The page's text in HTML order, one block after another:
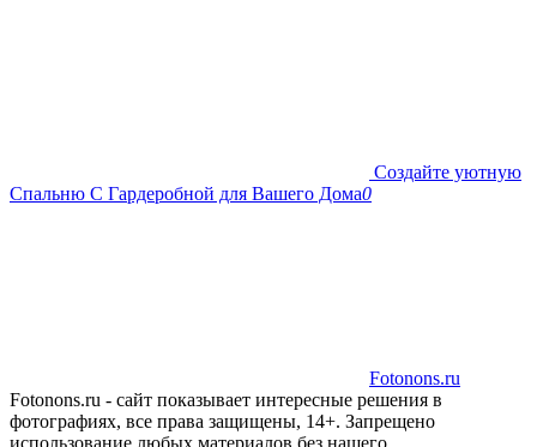
Создайте уютную
Спальню С Гардеробной для Вашего Дома0
Fotonons.ru
Fotonons.ru - сайт показывает интересные решения в
фотографиях, все права защищены, 14+. Запрещено